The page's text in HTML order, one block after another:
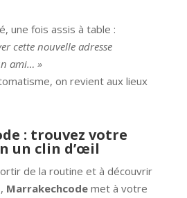
une fois assis à table :
cette nouvelle adresse
ami… »
on revient aux lieux
: trouvez votre
un clin d’œil
de la routine et à découvrir
Marrakechcodemet à votre